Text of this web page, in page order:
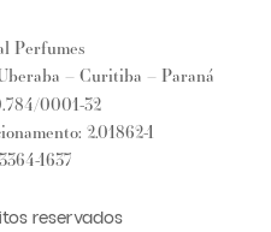
Perfumes
– Curitiba – Paraná
0001-32
2.01862-1
1637
reservados